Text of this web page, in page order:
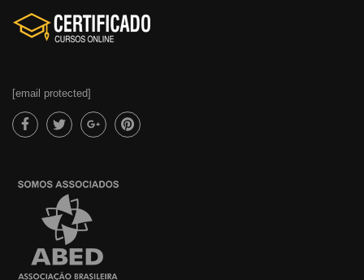
[email protected]